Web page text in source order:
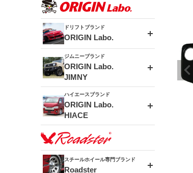
ドリフトブランド
ORIGIN Labo.
エアロシリーズ
ドリフトライン
風神(180SX)
雷神(S15)
フロントフェンダー
リアフェンダー
ブラッシュフェンダー
ジムニーブランド
ORIGIN Labo.
JIMNY
アルミホイール
MUD-ZEUS
アルミホイール
MUD-SR7
MUD-S7
ハイエースブランド
ORIGIN Labo.
HIACE
エアロシリーズ
LUX MODEL SP
オーバーフェンダー
スチールホイール専門ブランド
Roadster